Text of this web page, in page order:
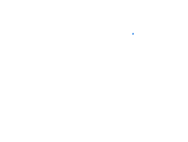
Voir les disponibilités